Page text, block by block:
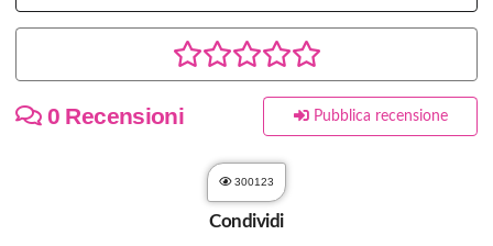
0 Recensioni Pubblica recensione
300123
Condividi